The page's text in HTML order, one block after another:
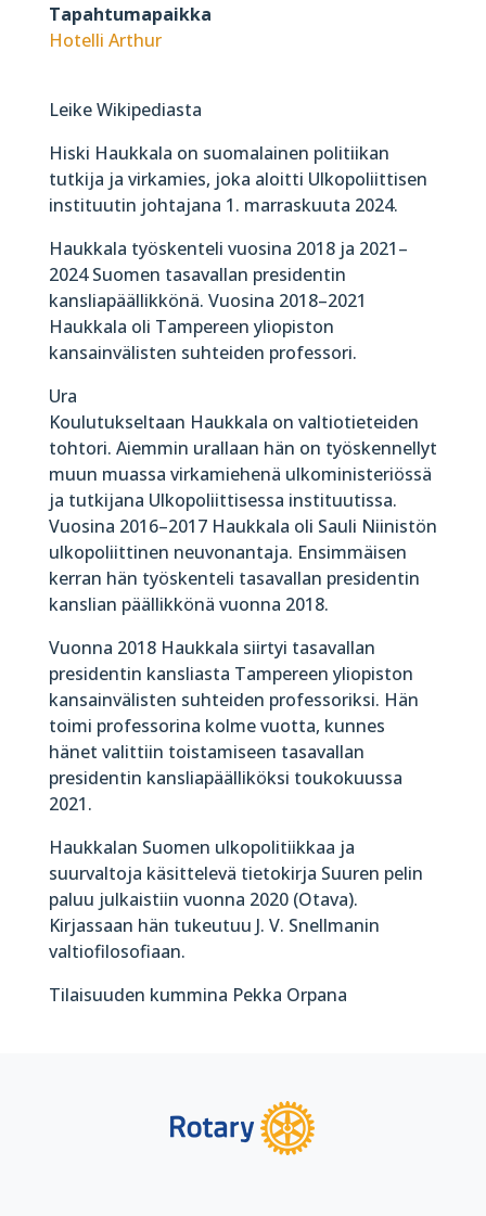
Tapahtumapaikka
Hotelli Arthur
Leike Wikipediasta
Hiski Haukkala on suomalainen politiikan
tutkija ja virkamies, joka aloitti Ulkopoliittisen
instituutin johtajana 1. marraskuuta 2024.
Haukkala työskenteli vuosina 2018 ja 2021–
2024 Suomen tasavallan presidentin
kansliapäällikkönä. Vuosina 2018–2021
Haukkala oli Tampereen yliopiston
kansainvälisten suhteiden professori.
Ura
Koulutukseltaan Haukkala on valtiotieteiden
tohtori. Aiemmin urallaan hän on työskennellyt
muun muassa virkamiehenä ulkoministeriössä
ja tutkijana Ulkopoliittisessa instituutissa.
Vuosina 2016–2017 Haukkala oli Sauli Niinistön
ulkopoliittinen neuvonantaja. Ensimmäisen
kerran hän työskenteli tasavallan presidentin
kanslian päällikkönä vuonna 2018.
Vuonna 2018 Haukkala siirtyi tasavallan
presidentin kansliasta Tampereen yliopiston
kansainvälisten suhteiden professoriksi. Hän
toimi professorina kolme vuotta, kunnes
hänet valittiin toistamiseen tasavallan
presidentin kansliapäälliköksi toukokuussa
2021.
Haukkalan Suomen ulkopolitiikkaa ja
suurvaltoja käsittelevä tietokirja Suuren pelin
paluu julkaistiin vuonna 2020 (Otava).
Kirjassaan hän tukeutuu J. V. Snellmanin
valtiofilosofiaan.
Tilaisuuden kummina Pekka Orpana